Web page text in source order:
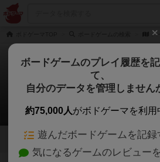
ハ
ハーベスト・バ
0件の掲示板
1
ボードゲームのプレイ履歴を
て、
自分のデータを管理しません
約75,000人がボドゲーマを利用
遊んだボードゲームを記録
気になるゲームのレビュー